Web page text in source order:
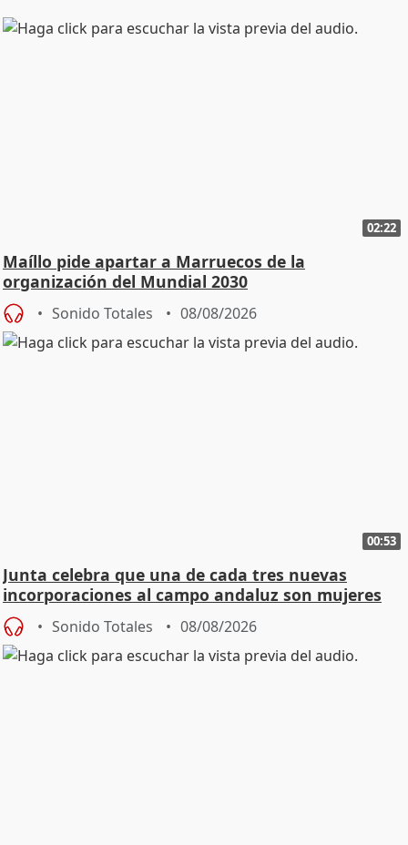
02:22
Maíllo pide apartar a Marruecos de la
organización del Mundial 2030
Sonido Totales 08/08/2026
00:53
Junta celebra que una de cada tres nuevas
incorporaciones al campo andaluz son mujeres
jóvenes
Sonido Totales 08/08/2026